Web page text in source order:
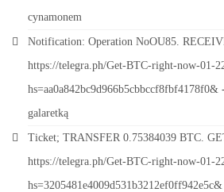
cynamonem
Notification: Operation NoOU85.
https://telegra.ph/Get-BTC-right-now-01-
hs=aa0a842bc9d966b5cbbccf8fbf4178f0&
galaretką
Ticket; TRANSFER 0.75384039 BTC.
https://telegra.ph/Get-BTC-right-now-01-
hs=3205481e4009d531b3212ef0ff942e5c&